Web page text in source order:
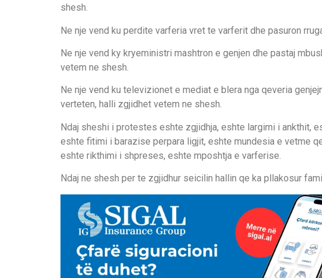
shesh.
Ne nje vend ku perdite varferia vret te varferit dhe pasuron
Ne nje vend ky kryeministri mashtron e genjen dhe pastaj
vetem ne shesh.
Ne nje vend ku televizionet e mediat e blera nga qeveria
verteten, halli zgjidhet vetem ne shesh.
Ndaj sheshi i protestes eshte zgjidhja, eshte largimi i ankthit,
eshte fitimi i barazise perpara ligjit, eshte mundesia e vetme
eshte rikthimi i shpreses, eshte mposhtja e varferise.
Ndaj ne shesh per te zgjidhur seicilin hallin qe ka pllakosur